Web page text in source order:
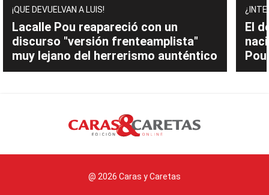
¡QUE DEVUELVAN A LUIS!
Lacalle Pou reapareció con un
discurso "versión frenteamplista"
muy lejano del herrerismo aunténtico
El
@ 2026 Caras y Caretas